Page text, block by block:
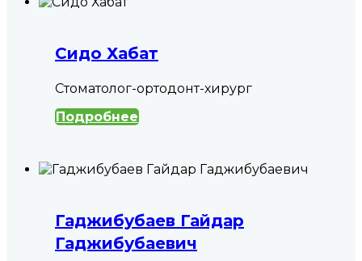
Сидо Хабат
Стоматолог-ортодонт-хирург
Подробнее
Гаджибубаев Гайдар
Гаджибубаевич